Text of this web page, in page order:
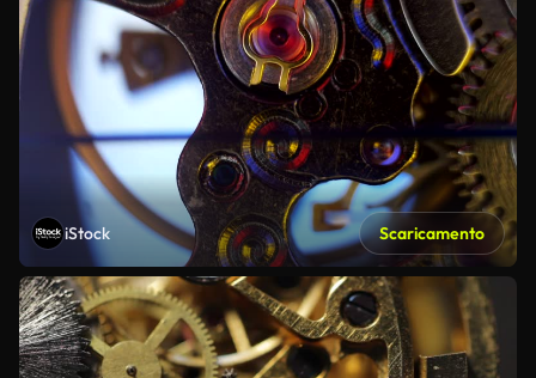
iStock Scaricamento